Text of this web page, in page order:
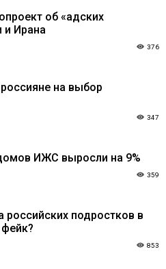
об «адских
и Ирана
376
на выбор
347
ИЖС выросли на 9%
359
российских подростков в
853